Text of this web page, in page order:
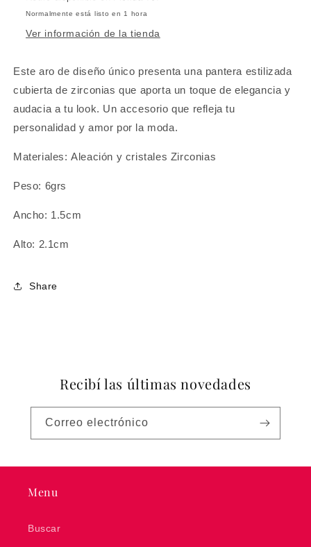
Normalmente está listo en 1 hora
Ver información de la tienda
Este aro de diseño único presenta una pantera estilizada
cubierta de zirconias que aporta un toque de elegancia y
audacia a tu look. Un accesorio que refleja tu
personalidad y amor por la moda.
Materiales: Aleación y cristales Zirconias
Peso: 6grs
Ancho: 1.5cm
Alto: 2.1cm
Share
Recibí las últimas novedades
Correo electrónico
Menu
Buscar